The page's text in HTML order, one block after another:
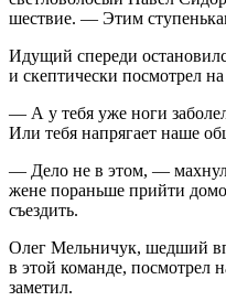
шествие. — Этим
Идущий спереди
и скептически посмотрел
— А у тебя уже ноги
Или тебя напрягает наше
— Дело не в этом, —
жене пораньше прийти
съездить.
Олег Мельничук, шедший
в этой команде, посмотрел
заметил.